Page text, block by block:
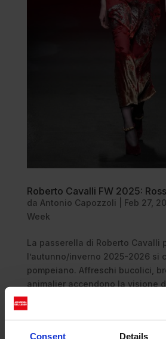
Consent Details
Roberto Cavalli FW 2025:
da Antonio Capozzoli Feb 27,
Week
La passerella di Roberto Cavalli
l’autunno/inverno 2025-2026 si
pompeiano. Affreschi bucolici,
animalier accendono la visione
che consolida con maturità la
creativa Il carattere estetico di...